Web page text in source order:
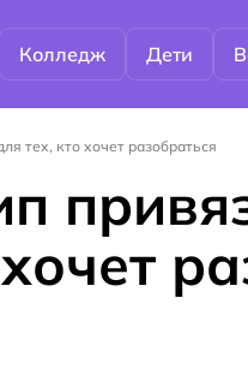
Колледж Дети
тех, кто хочет разобраться